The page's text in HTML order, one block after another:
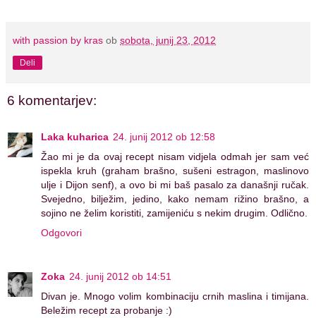
with passion by kras ob sobota, junij 23, 2012
Deli
6 komentarjev:
Laka kuharica 24. junij 2012 ob 12:58
Žao mi je da ovaj recept nisam vidjela odmah jer sam već
ispekla kruh (graham brašno, sušeni estragon, maslinovo
ulje i Dijon senf), a ovo bi mi baš pasalo za današnji ručak.
Svejedno, bilježim, jedino, kako nemam rižino brašno, a
sojino ne želim koristiti, zamijeniću s nekim drugim. Odlično.
Odgovori
Zoka 24. junij 2012 ob 14:51
Divan je. Mnogo volim kombinaciju crnih maslina i timijana.
Beležim recept za probanje :)